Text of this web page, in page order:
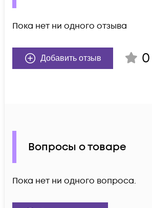
Пока нет ни одного отзыва
Добавить отзыв 0
Вопросы о товаре
Пока нет ни одного вопроса.